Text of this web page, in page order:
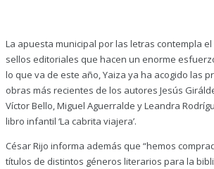
La apuesta municipal por las letras contempla
sellos editoriales que hacen un enorme
lo que va de este año, Yaiza ya ha acogido las
obras más recientes de los autores Jesús
Víctor Bello, Miguel Aguerralde y Leandra
libro infantil ‘La cabrita viajera’.
César Rijo informa además que “hemos
títulos de distintos géneros literarios para la